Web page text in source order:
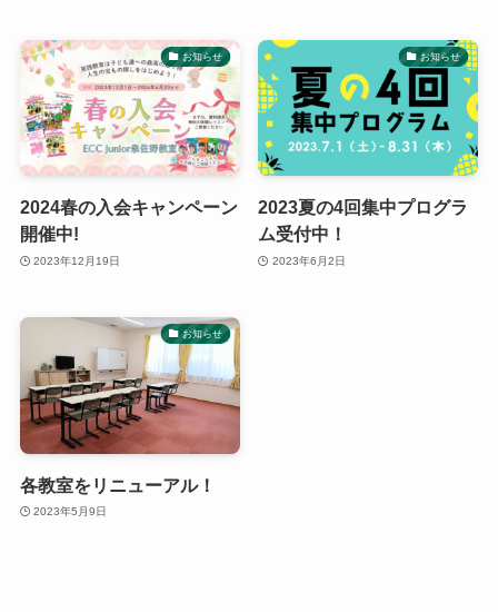
お知らせ
2024春の入会キャンペーン
開催中!
2023年12月19日
お知らせ
2023夏の4回集中プログラ
ム受付中！
2023年6月2日
お知らせ
各教室をリニューアル！
2023年5月9日